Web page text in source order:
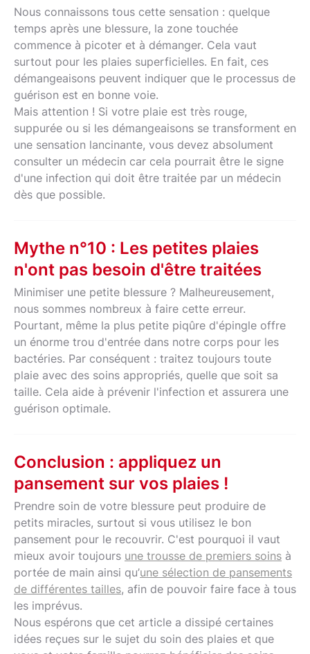
Nous connaissons tous cette sensation : quelque
temps après une blessure, la zone touchée
commence à picoter et à démanger. Cela vaut
surtout pour les plaies superficielles. En fait, ces
démangeaisons peuvent indiquer que le processus de
guérison est en bonne voie.
Mais attention ! Si votre plaie est très rouge,
suppurée ou si les démangeaisons se transforment en
une sensation lancinante, vous devez absolument
consulter un médecin car cela pourrait être le signe
d'une infection qui doit être traitée par un médecin
dès que possible.
Mythe n°10 : Les petites plaies
n'ont pas besoin d'être traitées
Minimiser une petite blessure ? Malheureusement,
nous sommes nombreux à faire cette erreur.
Pourtant, même la plus petite piqûre d'épingle offre
un énorme trou d'entrée dans notre corps pour les
bactéries. Par conséquent : traitez toujours toute
plaie avec des soins appropriés, quelle que soit sa
taille. Cela aide à prévenir l'infection et assurera une
guérison optimale.
Conclusion : appliquez un
pansement sur vos plaies !
Prendre soin de votre blessure peut produire de
petits miracles, surtout si vous utilisez le bon
pansement pour le recouvrir. C'est pourquoi il vaut
mieux avoir toujours une trousse de premiers soins à
portée de main ainsi qu’une sélection de pansements
de différentes tailles, afin de pouvoir faire face à tous
les imprévus.
Nous espérons que cet article a dissipé certaines
idées reçues sur le sujet du soin des plaies et que